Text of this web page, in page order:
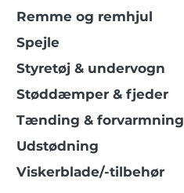
Remme og remhjul
Spejle
Styretøj & undervogn
Støddæmper & fjeder
Tænding & forvarmning
Udstødning
Viskerblade/-tilbehør